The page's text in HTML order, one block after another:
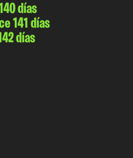
días
141 días
días